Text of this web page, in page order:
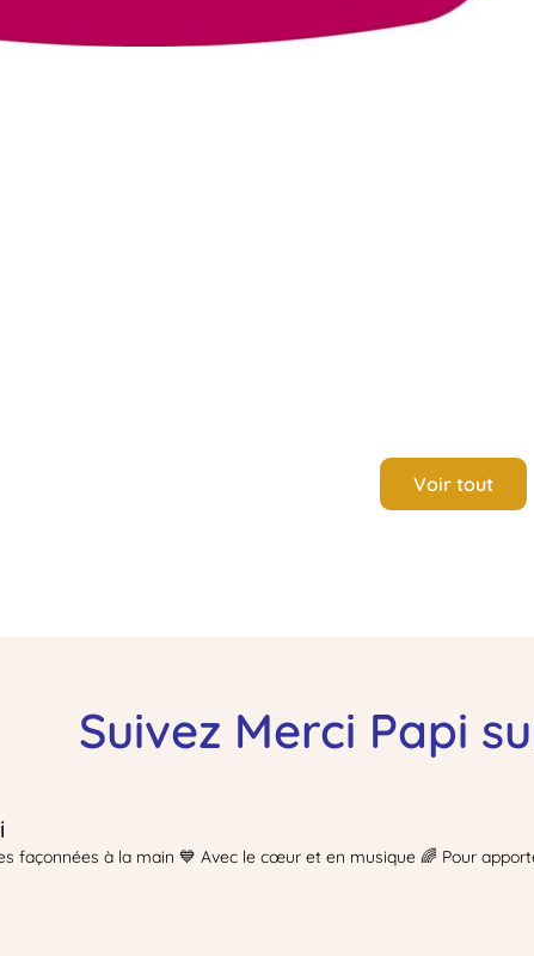
Voir tout
Suivez Merci Papi
façonnées à la main 💙 Avec le cœur et en musique 🌈 Pour